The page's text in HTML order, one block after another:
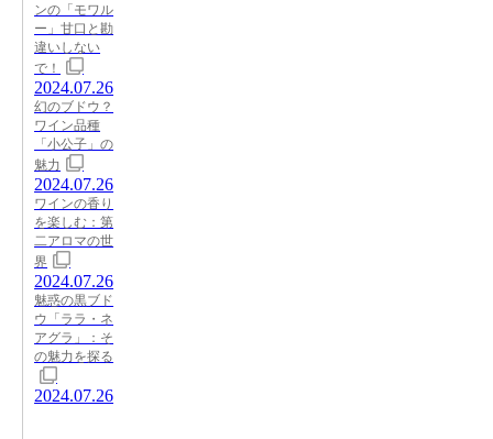
ンの「モワル
ー」甘口と勘
違いしない
で！
2024.07.26
幻のブドウ？
ワイン品種
「小公子」の
魅力
2024.07.26
ワインの香り
を楽しむ：第
二アロマの世
界
2024.07.26
魅惑の黒ブド
ウ「ララ・ネ
アグラ」：そ
の魅力を探る
2024.07.26